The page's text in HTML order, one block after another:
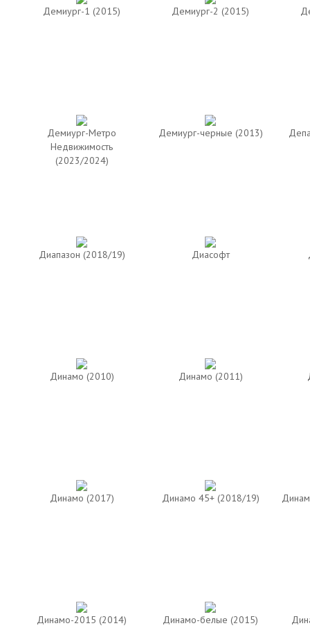
Демиург-1 (2015) Демиург-2 (2015)
Демиург-Метро
Недвижимость
(2023/2024)
Демиург-черные (2013)
Диапазон (2018/19) Диасофт
Динамо (2010) Динамо (2011)
Динамо (2017) Динамо 45+ (2018/19)
Динамо-2015 (2014) Динамо-белые (2015)